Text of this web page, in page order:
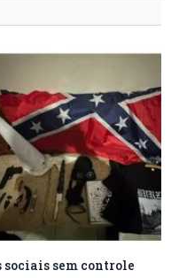
sociais sem controle